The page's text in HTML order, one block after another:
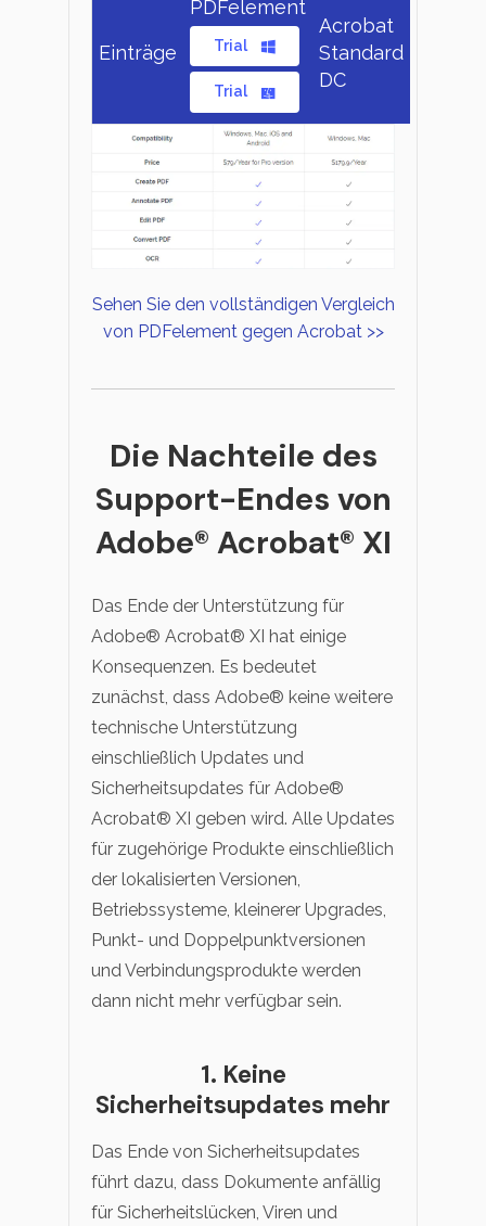
Einträge
PDFelement
Trial
Trial
Acrobat
Standard
DC
Sehen Sie den vollständigen Vergleich
von PDFelement gegen Acrobat >>
Die Nachteile des
Support-Endes von
Adobe® Acrobat® XI
Das Ende der Unterstützung für
Adobe® Acrobat® XI hat einige
Konsequenzen. Es bedeutet
zunächst, dass Adobe® keine weitere
technische Unterstützung
einschließlich Updates und
Sicherheitsupdates für Adobe®
Acrobat® XI geben wird. Alle Updates
für zugehörige Produkte einschließlich
der lokalisierten Versionen,
Betriebssysteme, kleinerer Upgrades,
Punkt- und Doppelpunktversionen
und Verbindungsprodukte werden
dann nicht mehr verfügbar sein.
1. Keine
Sicherheitsupdates mehr
Das Ende von Sicherheitsupdates
führt dazu, dass Dokumente anfällig
für Sicherheitslücken, Viren und